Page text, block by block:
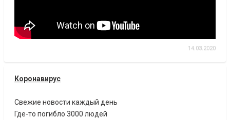
14.03.2020
Коронавирус
Свежие новости каждый день
Где-то погибло 3000 людей